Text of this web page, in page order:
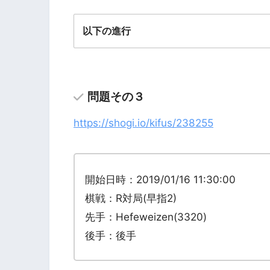
以下の進行
問題その３
https://shogi.io/kifus/238255
開始日時：2019/01/16 11:30:00
棋戦：R対局(早指2)
先手：Hefeweizen(3320)
後手：後手